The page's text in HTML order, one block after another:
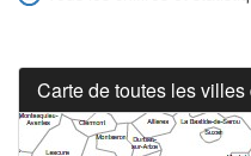
Carte de toutes les